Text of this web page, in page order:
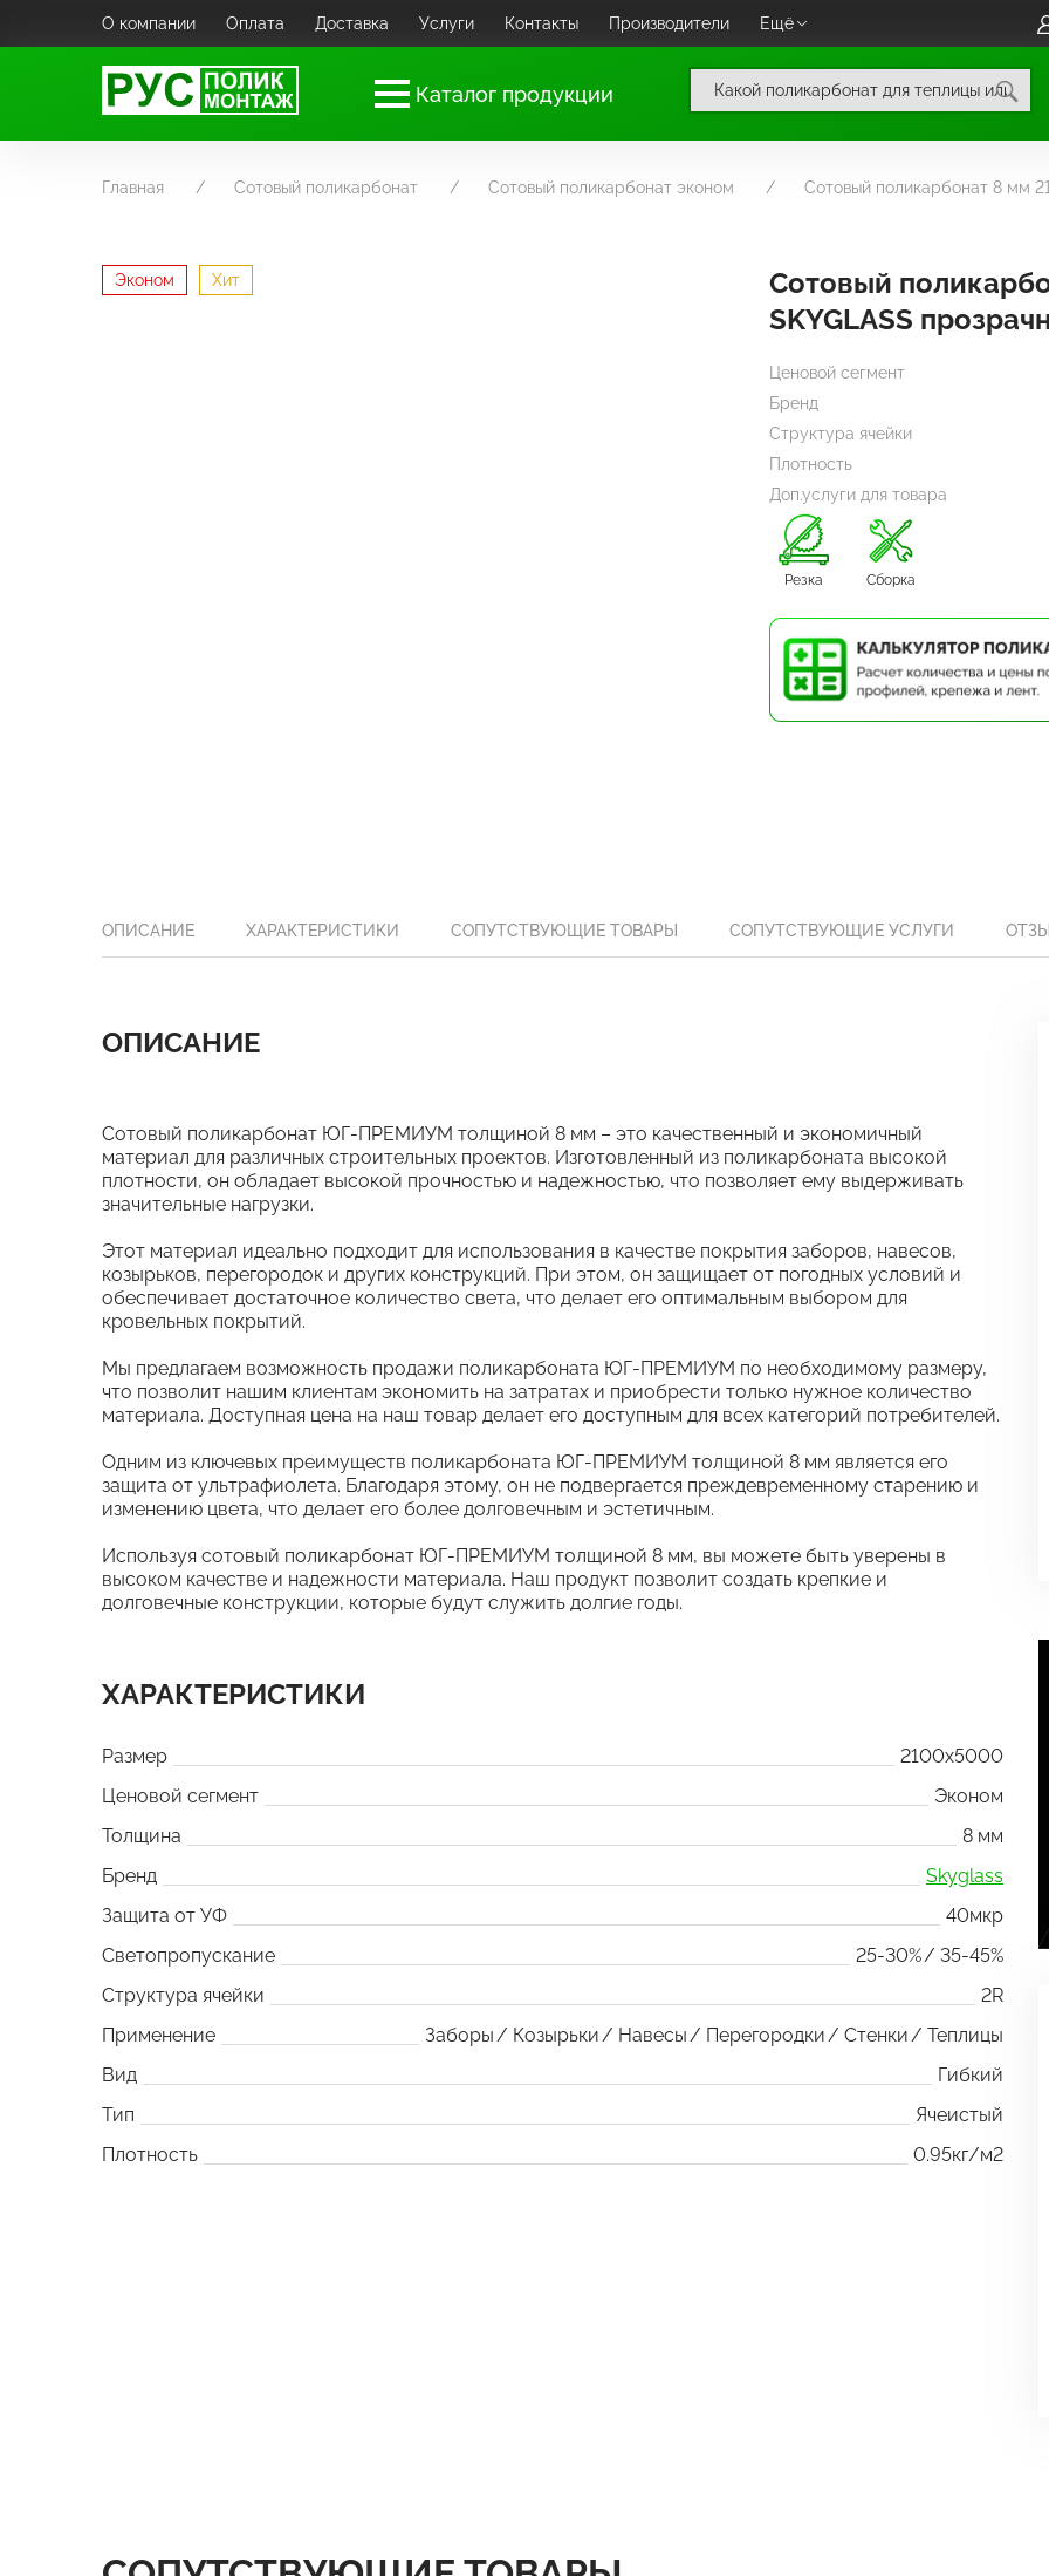
О компании Оплата Доставка Услуги Контакты Производители Ещё
Каталог продукции
Главная Сотовый поликарбонат Сотовый поликарбонат эконом Сотовый поликарбонат 8 мм
Эконом Хит
Сотовый
SKYGLASS
Ценовой сегмент
Бренд
Структура ячейки
Плотность
Доп.услуги для товара
Резка Сборка
ОПИСАНИЕ ХАРАКТЕРИСТИКИ СОПУТСТВУЮЩИЕ ТОВАРЫ СОПУТСТВУЮЩИЕ УСЛУГИ
ОПИСАНИЕ
Сотовый поликарбонат ЮГ-ПРЕМИУМ толщиной 8 мм – это качественный и экономичный
материал для различных строительных проектов. Изготовленный из поликарбоната высокой
плотности, он обладает высокой прочностью и надежностью, что позволяет ему выдерживать
значительные нагрузки.
Этот материал идеально подходит для использования в качестве покрытия заборов, навесов,
козырьков, перегородок и других конструкций. При этом, он защищает от погодных условий и
обеспечивает достаточное количество света, что делает его оптимальным выбором для
кровельных покрытий.
Мы предлагаем возможность продажи поликарбоната ЮГ-ПРЕМИУМ по необходимому размеру,
что позволит нашим клиентам экономить на затратах и приобрести только нужное количество
материала. Доступная цена на наш товар делает его доступным для всех категорий потребителей.
Одним из ключевых преимуществ поликарбоната ЮГ-ПРЕМИУМ толщиной 8 мм является его
защита от ультрафиолета. Благодаря этому, он не подвергается преждевременному старению и
изменению цвета, что делает его более долговечным и эстетичным.
Используя сотовый поликарбонат ЮГ-ПРЕМИУМ толщиной 8 мм, вы можете быть уверены в
высоком качестве и надежности материала. Наш продукт позволит создать крепкие и
долговечные конструкции, которые будут служить долгие годы.
ХАРАКТЕРИСТИКИ
Размер
2100x5000
Ценовой сегмент
Эконом
Толщина
8 мм
Бренд
Skyglass
Защита от УФ
40мкр
Светопропускание
25-30%
35-45%
Структура ячейки
2R
Применение
Заборы Козырьки Навесы Перегородки Стенки
Теплицы
Вид
Гибкий
Тип
Ячеистый
Плотность
0.95кг/м2